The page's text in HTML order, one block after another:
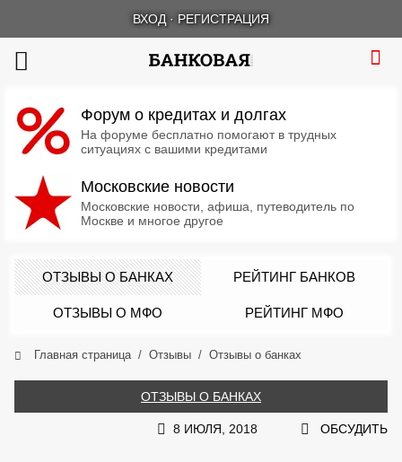
ВХОД · РЕГИСТРАЦИЯ
Форум о кредитах и долгах
На форуме бесплатно помогают в трудных
ситуациях с вашими кредитами
Московские новости
Московские новости, афиша, путеводитель по
Москве и многое другое
ОТЗЫВЫ О БАНКАХ РЕЙТИНГ БАНКОВ
ОТЗЫВЫ О МФО РЕЙТИНГ МФО
Главная страница Отзывы Отзывы о банках
ОТЗЫВЫ О БАНКАХ
8 ИЮЛЯ, 2018 ОБСУДИТЬ